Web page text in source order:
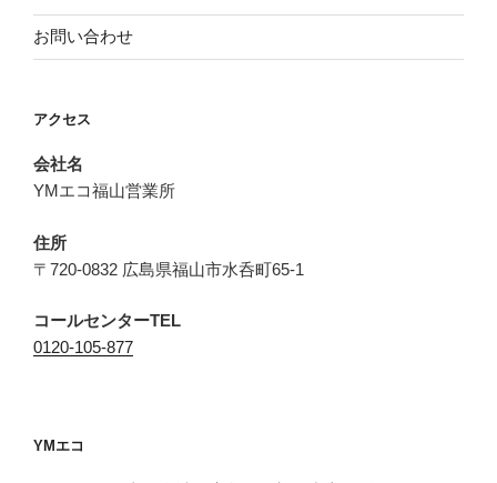
お問い合わせ
アクセス
会社名
YMエコ福山営業所
住所
〒720-0832 広島県福山市水呑町65-1
コールセンターTEL
0120-105-877
YMエコ